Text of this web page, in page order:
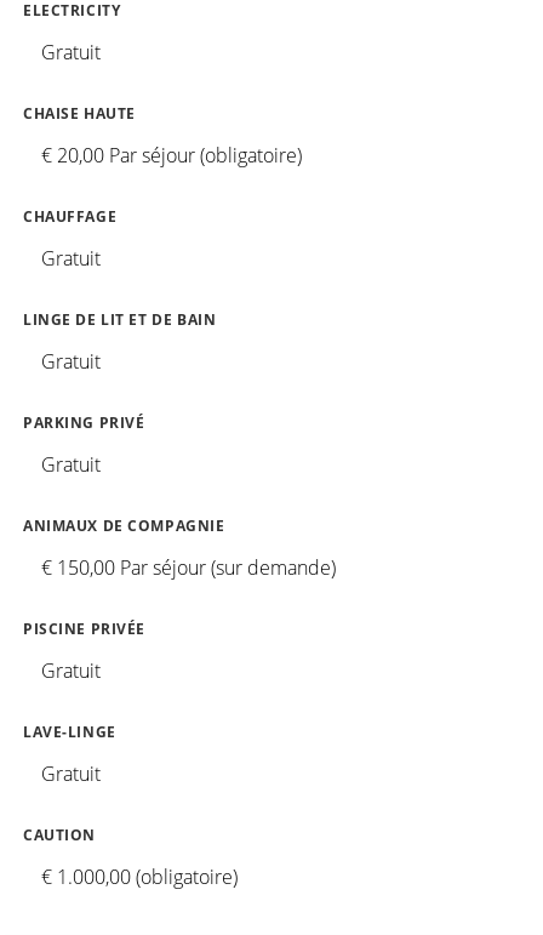
ELECTRICITY
Gratuit
CHAISE HAUTE
€ 20,00 Par séjour (obligatoire)
CHAUFFAGE
Gratuit
LINGE DE LIT ET DE BAIN
Gratuit
PARKING PRIVÉ
Gratuit
ANIMAUX DE COMPAGNIE
€ 150,00 Par séjour (sur demande)
PISCINE PRIVÉE
Gratuit
LAVE-LINGE
Gratuit
CAUTION
€ 1.000,00 (obligatoire)